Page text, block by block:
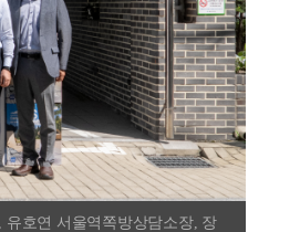
호연 서울역쪽방상담소장, 장